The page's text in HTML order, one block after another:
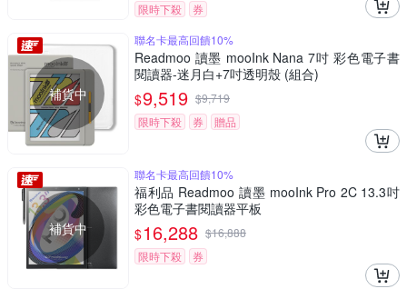
限時下殺 券
補貨中
聯名卡最高回饋10%
Readmoo 讀墨 mooInk Nana 7吋 彩色電子書
閱讀器-迷月白+7吋透明殼 (組合)
$9,519 $9,719
限時下殺
券 贈品
補貨中
聯名卡最高回饋10%
福利品 Readmoo 讀墨 mooInk Pro 2C 13.3吋
彩色電子書閱讀器平板
$16,288 $16,888
限時下殺
券